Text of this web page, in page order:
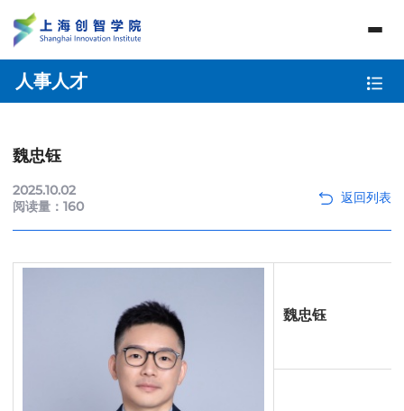
人事人才
魏忠钰
2025.10.02
阅读量： 160
魏忠钰